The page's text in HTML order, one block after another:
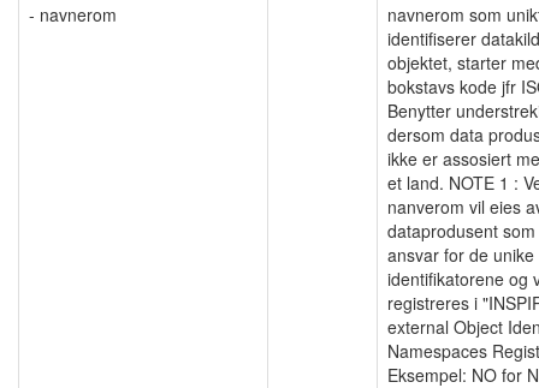
- navnerom
navnerom som
identifiserer
objektet, starter
bokstavs kode jfr
Benytter
dersom data
ikke er assosiert
et land. NOTE 1 :
nanverom vil eies
dataprodusent
ansvar for de unike
identifikatorene og
registreres i
external Object
Namespaces
Eksempel: NO for